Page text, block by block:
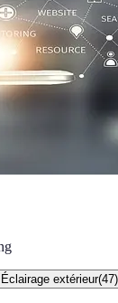
Éclairage extérieur(47)